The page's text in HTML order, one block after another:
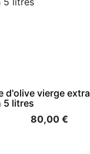
d'olive vierge
5 litres
80,00 €